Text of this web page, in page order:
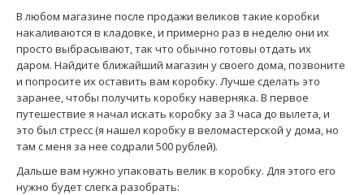
В любом магазине после продажи великов такие коробки
накаливаются в кладовке, и примерно раз в неделю они их
просто выбрасывают, так что обычно готовы отдать их
даром. Найдите ближайший магазин у своего дома, позвоните
и попросите их оставить вам коробку. Лучше сделать это
заранее, чтобы получить коробку наверняка. В первое
путешествие я начал искать коробку за 3 часа до вылета, и
это был стресс (я нашел коробку в веломастерской у дома, но
там с меня за нее содрали 500 рублей).
Дальше вам нужно упаковать велик в коробку. Для этого его
нужно будет слегка разобрать: